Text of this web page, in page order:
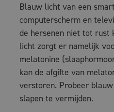
Blauw licht van een
computerscherm en
de hersenen niet tot rust
licht zorgt er namelijk
melatonine
kan de afgifte van
verstoren. Probeer
slapen te vermijden.